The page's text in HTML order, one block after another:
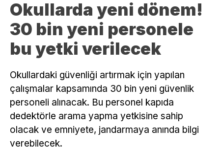
Okullarda yeni dönem!
30 bin yeni personele
bu yetki verilecek
Okullardaki güvenliği artırmak için yapılan
çalışmalar kapsamında 30 bin yeni güvenlik
personeli alınacak. Bu personel kapıda
dedektörle arama yapma yetkisine sahip
olacak ve emniyete, jandarmaya anında bilgi
verebilecek.